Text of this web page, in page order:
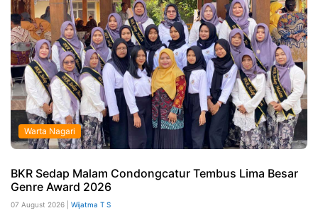
Warta Nagari
BKR Sedap Malam Condongcatur Tembus Lima Besar
Genre Award 2026
07 August 2026 | Wijatma T S